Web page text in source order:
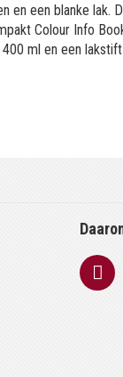
en een blanke lak.
Colour Info
ml en een